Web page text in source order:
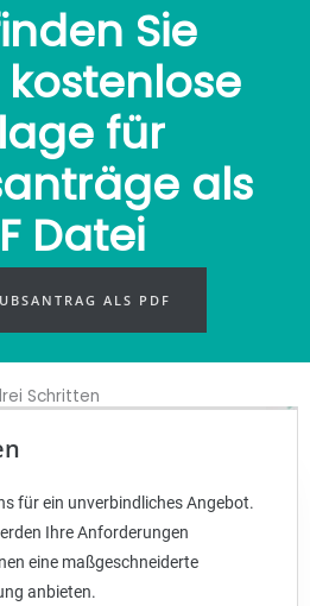
Sie
für
als
Datei
ALS PDF
Schritten
für ein unverbindliches Angebot.
Ihre Anforderungen
eine maßgeschneiderte
anbieten.